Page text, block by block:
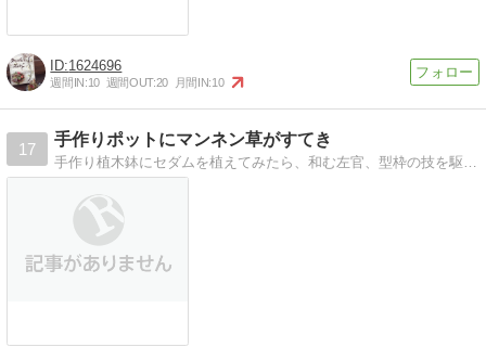
1624696
週間IN:10 週間OUT:20 月間IN:10
17
手作りポットにマンネン草がすてき
手作り植木鉢にセダムを植えてみたら、和む左官、型枠の技を駆使して植木鉢を手作りしました。セダムを植えてみたら、、、和む